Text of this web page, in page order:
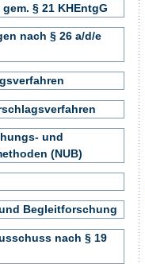
§ 21 KHEntgG
nach § 26 a/d/e
und
(NUB)
Begleitforschung
nach § 19